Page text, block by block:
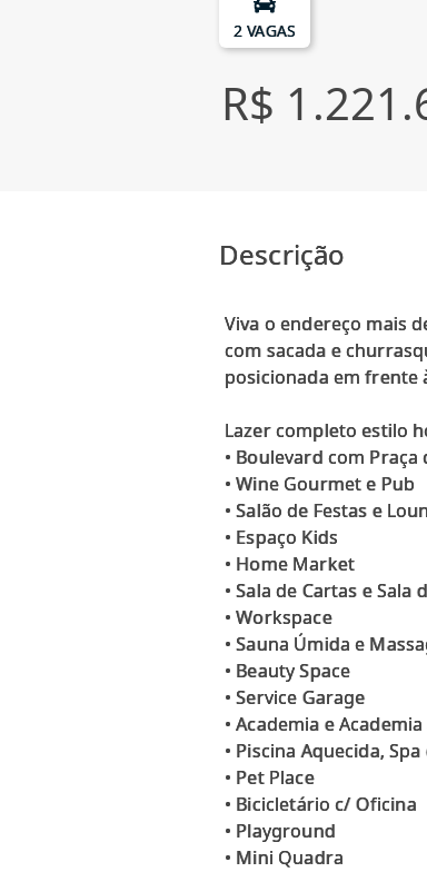
2 VAGAS
R$
Descrição
Viva o endereço mais
com sacada e
posicionada em frente
Lazer completo estilo
• Boulevard com Praça
• Wine Gourmet e Pub
• Salão de Festas e
• Espaço Kids
• Home Market
• Sala de Cartas e Sala
• Workspace
• Sauna Úmida e
• Beauty Space
• Service Garage
• Academia e
• Piscina Aquecida,
• Pet Place
• Bicicletário c/ Oficina
• Playground
• Mini Quadra